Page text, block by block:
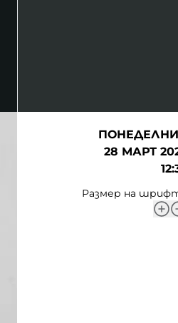
28 МАРТ
Размер на